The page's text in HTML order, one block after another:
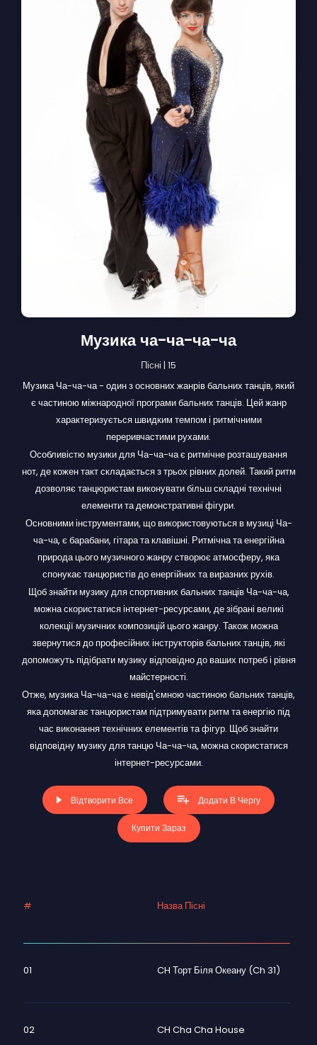
Музика ча-ча-ча-ча
Пісні | 15
Музика Ча-ча-ча - один з основних жанрів бальних танців, який
є частиною міжнародної програми бальних танців. Цей жанр
характеризується швидким темпом і ритмічними
переривчастими рухами.
Особливістю музики для Ча-ча-ча є ритмічне розташування
нот, де кожен такт складається з трьох рівних долей. Такий ритм
дозволяє танцюристам виконувати більш складні технічні
елементи та демонстративні фігури.
Основними інструментами, що використовуються в музиці Ча-
ча-ча, є барабани, гітара та клавішні. Ритмічна та енергійна
природа цього музичного жанру створює атмосферу, яка
спонукає танцюристів до енергійних та виразних рухів.
Щоб знайти музику для спортивних бальних танців Ча-ча-ча,
можна скористатися інтернет-ресурсами, де зібрані великі
колекції музичних композицій цього жанру. Також можна
звернутися до професійних інструкторів бальних танців, які
допоможуть підібрати музику відповідно до ваших потреб і рівня
майстерності.
Отже, музика Ча-ча-ча є невід'ємною частиною бальних танців,
яка допомагає танцюристам підтримувати ритм та енергію під
час виконання технічних елементів та фігур. Щоб знайти
відповідну музику для танцю Ча-ча-ча, можна скористатися
інтернет-ресурсами.
Відтворити Все Додати В Чергу
Купити Зараз
# Назва Пісні
01 CH Торт Біля Океану (Ch 31)
02 CH Cha Cha House